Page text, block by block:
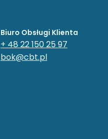
Biuro Obsługi Klienta
+ 48 22 150 25 97
bok@cbt.pl